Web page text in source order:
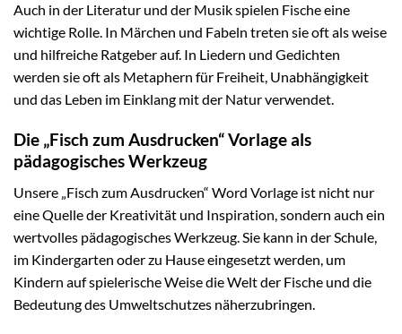
Auch in der Literatur und der Musik spielen Fische eine
wichtige Rolle. In Märchen und Fabeln treten sie oft als weise
und hilfreiche Ratgeber auf. In Liedern und Gedichten
werden sie oft als Metaphern für Freiheit, Unabhängigkeit
und das Leben im Einklang mit der Natur verwendet.
Die „Fisch zum Ausdrucken“ Vorlage als
pädagogisches Werkzeug
Unsere „Fisch zum Ausdrucken“ Word Vorlage ist nicht nur
eine Quelle der Kreativität und Inspiration, sondern auch ein
wertvolles pädagogisches Werkzeug. Sie kann in der Schule,
im Kindergarten oder zu Hause eingesetzt werden, um
Kindern auf spielerische Weise die Welt der Fische und die
Bedeutung des Umweltschutzes näherzubringen.